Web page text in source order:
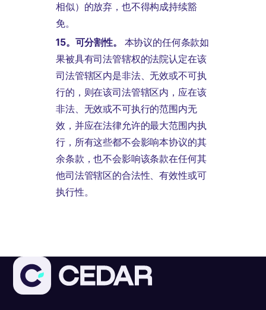
相似）的放弃，也不得构成持续豁
免。
15。可分割性。
本协议的任何条款如
果被具有司法管辖权的法院认定在该
司法管辖区内是非法、无效或不可执
行的，则在该司法管辖区内，应在该
非法、无效或不可执行的范围内无
效，并应在法律允许的最大范围内执
行，所有这些都不会影响本协议的其
余条款，也不会影响该条款在任何其
他司法管辖区的合法性、有效性或可
执行性。